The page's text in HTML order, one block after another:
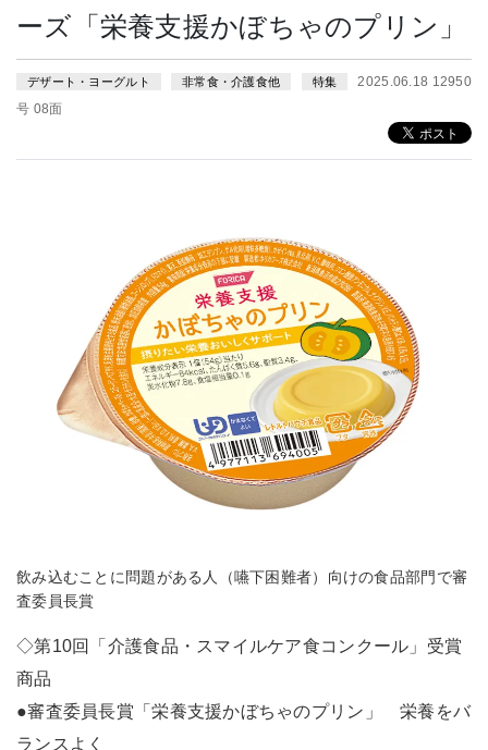
ーズ「栄養支援かぼちゃのプリン」
デザート・ヨーグルト 非常食・介護食他 特集
2025.06.18 12950
号 08面
飲み込むことに問題がある人（嚥下困難者）向けの食品部門で審
査委員長賞
◇第10回「介護食品・スマイルケア食コンクール」受賞
商品
●審査委員長賞「栄養支援かぼちゃのプリン」 栄養をバ
ランスよく